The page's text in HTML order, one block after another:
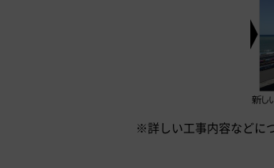
※詳しい工事内容などに